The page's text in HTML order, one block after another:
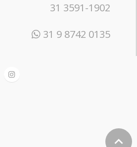
31 3591-1902
31 9 8742 0135